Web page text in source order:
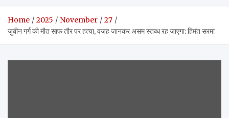
Home 2025 November
27
जुबीन गर्ग की मौत साफ तौर पर हत्या, वजह जानकर असम स्तब्ध रह जाएगा: हिमंत सरमा